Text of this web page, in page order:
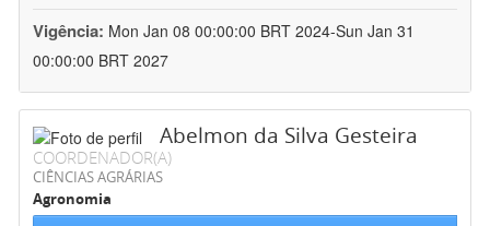
Vigência: Mon Jan 08 00:00:00 BRT 2024-Sun Jan 31
00:00:00 BRT 2027
Abelmon da Silva Gesteira
COORDENADOR(A)
CIÊNCIAS AGRÁRIAS
Agronomia